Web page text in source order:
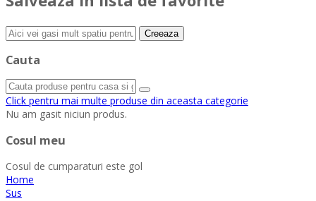
Creeaza
Cauta
Click pentru mai multe produse din aceasta categorie
Nu am gasit niciun produs.
Cosul meu
Cosul de cumparaturi este gol
Home
Sus